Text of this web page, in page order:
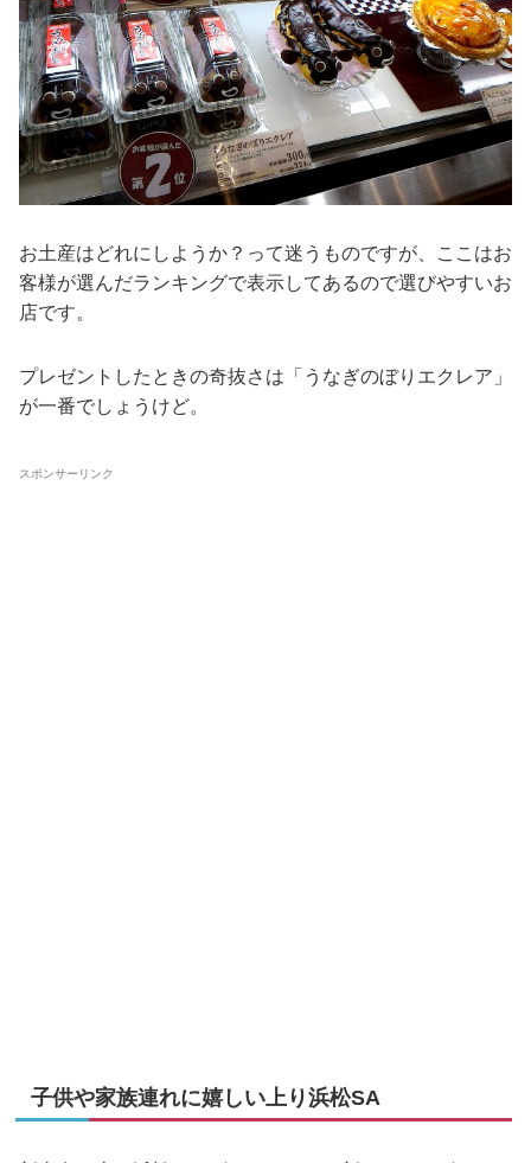
お土産はどれにしようか？って迷うものですが、ここはお
客様が選んだランキングで表示してあるので選びやすいお
店です。
プレゼントしたときの奇抜さは「うなぎのぼりエクレア」
が一番でしょうけど。
スポンサーリンク
子供や家族連れに嬉しい上り浜松SA